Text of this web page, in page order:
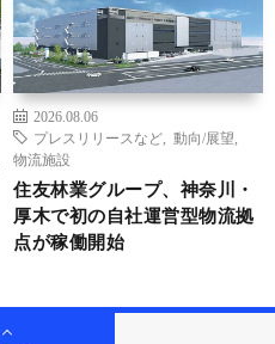
2026.08.06
プレスリリースなど
動向/展望
物流施設
住友林業グループ、神奈川・
厚木で初の自社運営型物流拠
点が稼働開始